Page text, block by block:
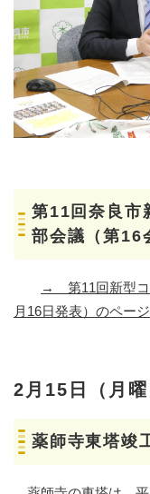
第11回奈良市
部会議（第16
→ 第11回新型
月16日発表）のページ
2月15日（月曜
薬師寺東塔竣